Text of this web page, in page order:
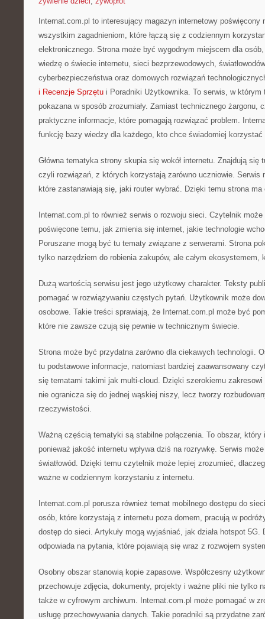
Internat.com.pl to interesujący magazyn internetowy poświęcony
wszystkim zagadnieniom, które łączą się z codziennym
elektronicznego. Strona może być wygodnym miejscem dla
wiedzę o świecie internetu, sieci bezprzewodowych,
cyberbezpieczeństwa oraz domowych rozwiązań
i Recenzje Sprzętu i Poradniki Użytkownika. To serwis, w którym
pokazana w sposób zrozumiały. Zamiast technicznego żargonu,
praktyczne informacje, które pomagają rozwiązać problem.
funkcję bazy wiedzy dla każdego, kto chce świadomiej korzystać
Główna tematyka strony skupia się wokół internetu. Znajdują
czyli rozwiązań, z których korzystają zarówno uczniowie. Serwis
które zastanawiają się, jaki router wybrać. Dzięki temu strona
Internat.com.pl to również serwis o rozwoju sieci. Czytelnik może
poświęcone temu, jak zmienia się internet, jakie technologie
Poruszane mogą być tu tematy związane z serwerami. Strona
tylko narzędziem do robienia zakupów, ale całym ekosystemem,
Dużą wartością serwisu jest jego użytkowy charakter. Teksty
pomagać w rozwiązywaniu częstych pytań. Użytkownik może
osobowe. Takie treści sprawiają, że Internat.com.pl może być
które nie zawsze czują się pewnie w technicznym świecie.
Strona może być przydatna zarówno dla ciekawych technologii.
tu podstawowe informacje, natomiast bardziej zaawansowany
się tematami takimi jak multi-cloud. Dzięki szerokiemu
nie ogranicza się do jednej wąskiej niszy, lecz tworzy
rzeczywistości.
Ważną częścią tematyki są stabilne połączenia. To obszar, który
ponieważ jakość internetu wpływa dziś na rozrywkę. Serwis
światłowód. Dzięki temu czytelnik może lepiej zrozumieć,
ważne w codziennym korzystaniu z internetu.
Internat.com.pl porusza również temat mobilnego dostępu do
osób, które korzystają z internetu poza domem, pracują w
dostęp do sieci. Artykuły mogą wyjaśniać, jak działa hotspot 5G.
odpowiada na pytania, które pojawiają się wraz z rozwojem
Osobny obszar stanowią kopie zapasowe. Współczesny
przechowuje zdjęcia, dokumenty, projekty i ważne pliki nie tylko
także w cyfrowym archiwum. Internat.com.pl może pomagać w
usługę przechowywania danych. Takie poradniki są przydatne